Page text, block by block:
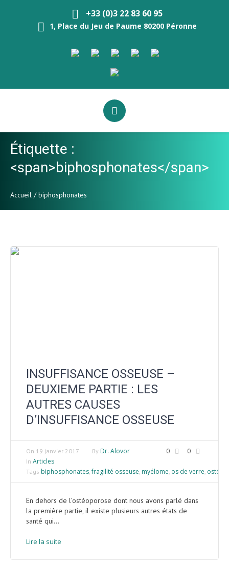
+33 (0)3 22 83 60 95
1, Place du Jeu de Paume 80200 Péronne
Étiquette :
<span>biphosphonates</span>
Accueil /biphosphonates
INSUFFISANCE OSSEUSE –
DEUXIEME PARTIE : LES
AUTRES CAUSES
D’INSUFFISANCE OSSEUSE
0 0
On 19 janvier 2017 By Dr. Alovor
In Articles
Tags biphosphonates ,fragilité osseuse myélome os de verre
En dehors de l’ostéoporose dont nous avons parlé dans
la première partie, il existe plusieurs autres états de
santé qui...
Lire la suite